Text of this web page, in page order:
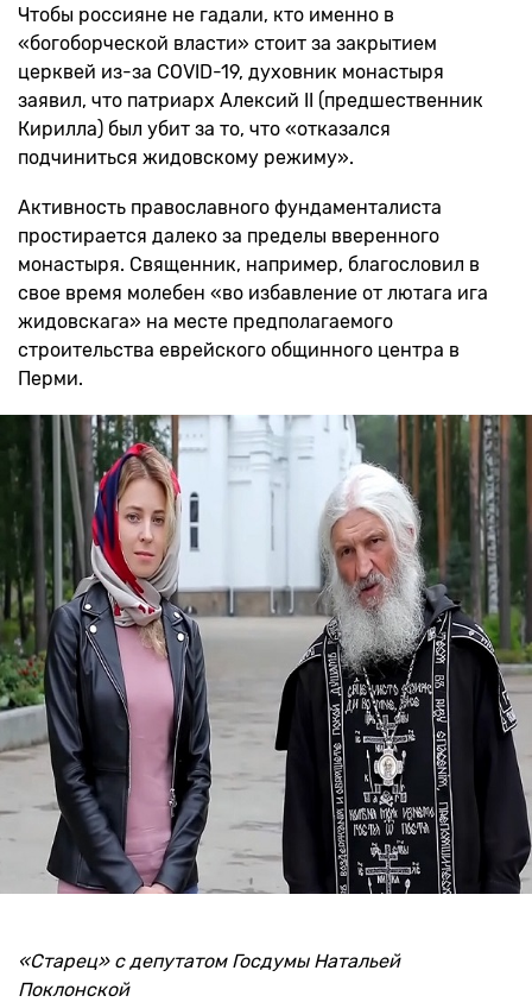
Чтобы россияне не гадали, кто именно в
«богоборческой власти» стоит за закрытием
церквей из-за COVID-19, духовник монастыря
заявил, что патриарх Алексий II (предшественник
Кирилла) был убит за то, что «отказался
подчиниться жидовскому режиму».
Активность православного фундаменталиста
простирается далеко за пределы вверенного
монастыря. Священник, например, благословил в
свое время молебен «во избавление от лютага ига
жидовскага» на месте предполагаемого
строительства еврейского общинного центра в
Перми.
«Старец» с депутатом Госдумы Натальей
Поклонской